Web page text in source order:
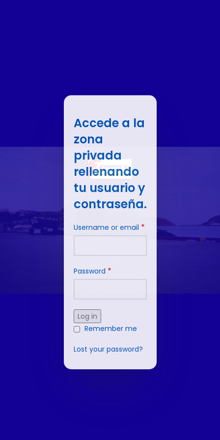
Accede a la
zona
privada
rellenando
tu usuario y
contraseña.
Username or email *
Password *
Log in
Remember me
Lost your password?